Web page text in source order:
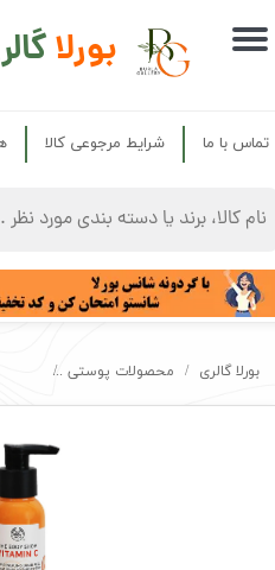
بورلا حساب کاربری من
سفارشات
خروج از حساب کاربری
تماس با ما شرایط مرجوعی کالا
بورلا گالری محصولات پوستی